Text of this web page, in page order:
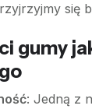
się
gumy
: Jedną z